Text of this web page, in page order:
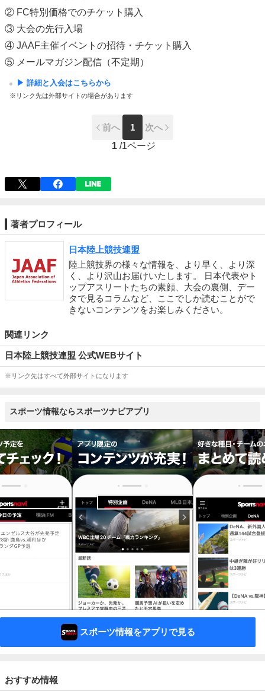
② FC特別価格でのチケット購入
③ 大会の先行入場
④ JAAF主催イベントの招待・チケット購入
⑤ メールマガジン配信（不定期）
▶ 詳細と入会はこちらから
※リンク先は外部サイトの場合があります
前へ 1
次へ
1 /1ページ
著者プロフィール
日本陸上競技連盟
陸上競技界の様々な情報を、より早く、より深
く、より沢山お届けいたします。 日本代表やト
ップアスリートたちの素顔、大会の裏側、デー
タで見るコラムなど、ここでしか読むことがで
きないコンテンツをお楽しみください。
関連リンク
日本陸上競技連盟 公式WEBサイト
※リンク先はすべて外部サイトになります
スポーツ情報ならスポーツナビアプリ
スポーツ情報をアプリで見る
おすすめ情報